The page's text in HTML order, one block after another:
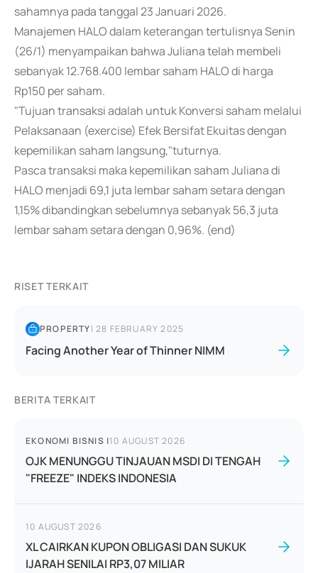
sahamnya pada tanggal 23 Januari 2026.
Manajemen HALO dalam keterangan tertulisnya Senin
(26/1) menyampaikan bahwa Juliana telah membeli
sebanyak 12.768.400 lembar saham HALO di harga
Rp150 per saham.
"Tujuan transaksi adalah untuk Konversi saham melalui
Pelaksanaan (exercise) Efek Bersifat Ekuitas dengan
kepemilikan saham langsung,"tuturnya.
Pasca transaksi maka kepemilikan saham Juliana di
HALO menjadi 69,1 juta lembar saham setara dengan
1,15% dibandingkan sebelumnya sebanyak 56,3 juta
lembar saham setara dengan 0,96%. (end)
RISET TERKAIT
PROPERTY|28 FEBRUARY 2025
Facing Another Year of Thinner NIMM
BERITA TERKAIT
EKONOMI BISNIS |10 AUGUST 2026
OJK MENUNGGU TINJAUAN MSDI DI TENGAH
"FREEZE" INDEKS INDONESIA
10 AUGUST 2026
XL CAIRKAN KUPON OBLIGASI DAN SUKUK
IJARAH SENILAI RP3,07 MILIAR